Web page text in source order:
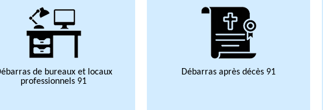
de bureaux et locaux
professionnels 91
Débarras après décès 91